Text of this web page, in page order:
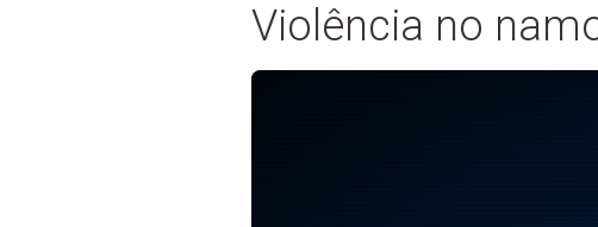
Violência no